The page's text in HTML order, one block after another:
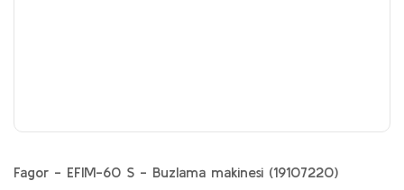
Fagor - EFIM-60 S - Buzlama makinesi (19107220)